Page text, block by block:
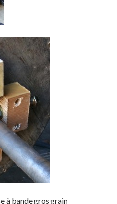
à bande gros grain